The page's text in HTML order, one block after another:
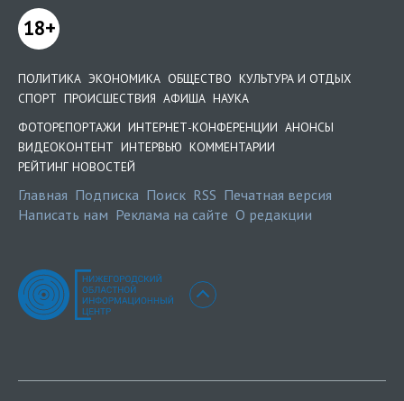
18+
ПОЛИТИКА ЭКОНОМИКА ОБЩЕСТВО КУЛЬТУРА И ОТДЫХ
СПОРТ ПРОИСШЕСТВИЯ АФИША НАУКА
ФОТОРЕПОРТАЖИ ИНТЕРНЕТ-КОНФЕРЕНЦИИ АНОНСЫ
ВИДЕОКОНТЕНТ ИНТЕРВЬЮ КОММЕНТАРИИ
РЕЙТИНГ НОВОСТЕЙ
Главная Подписка Поиск RSS Печатная версия
Написать нам Реклама на сайте О редакции